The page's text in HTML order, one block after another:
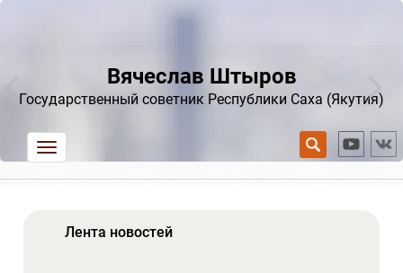
Вячеслав Штыров
Государственный советник Республики Саха (Якутия)
trk
Лента новостей